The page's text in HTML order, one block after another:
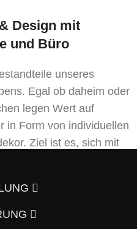
Design mit
und Büro
unseres
Egal ob daheim oder
legen Wert auf
in Form von individuellen
Ziel ist es, sich mit